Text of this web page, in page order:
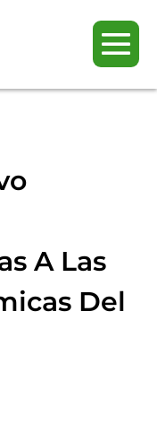
A Las
Del